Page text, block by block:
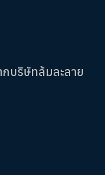
กบริษัทล้มละลาย